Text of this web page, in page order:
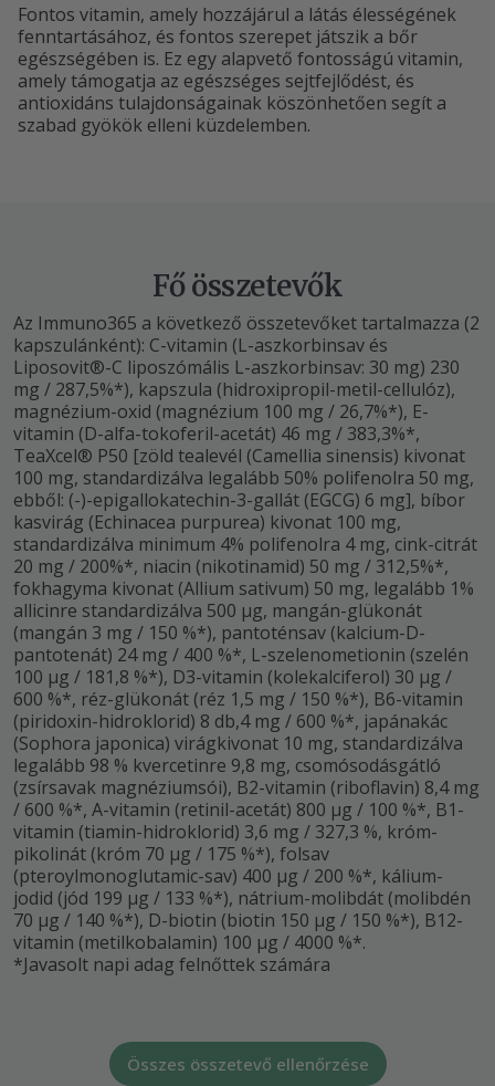
Fontos vitamin, amely hozzájárul a látás élességének
fenntartásához, és fontos szerepet játszik a bőr
egészségében is. Ez egy alapvető fontosságú vitamin,
amely támogatja az egészséges sejtfejlődést, és
antioxidáns tulajdonságainak köszönhetően segít a
szabad gyökök elleni küzdelemben.
Fő összetevők
Az Immuno365 a következő összetevőket tartalmazza (2
kapszulánként): C-vitamin (L-aszkorbinsav és
Liposovit®-C liposzómális L-aszkorbinsav: 30 mg) 230
mg / 287,5%*), kapszula (hidroxipropil-metil-cellulóz),
magnézium-oxid (magnézium 100 mg / 26,7%*), E-
vitamin (D-alfa-tokoferil-acetát) 46 mg / 383,3%*,
TeaXcel® P50 [zöld tealevél (Camellia sinensis) kivonat
100 mg, standardizálva legalább 50% polifenolra 50 mg,
ebből: (-)-epigallokatechin-3-gallát (EGCG) 6 mg], bíbor
kasvirág (Echinacea purpurea) kivonat 100 mg,
standardizálva minimum 4% polifenolra 4 mg, cink-citrát
20 mg / 200%*, niacin (nikotinamid) 50 mg / 312,5%*,
fokhagyma kivonat (Allium sativum) 50 mg, legalább 1%
allicinre standardizálva 500 µg, mangán-glükonát
(mangán 3 mg / 150 %*), pantoténsav (kalcium-D-
pantotenát) 24 mg / 400 %*, L-szelenometionin (szelén
100 µg / 181,8 %*), D3-vitamin (kolekalciferol) 30 µg /
600 %*, réz-glükonát (réz 1,5 mg / 150 %*), B6-vitamin
(piridoxin-hidroklorid) 8 db,4 mg / 600 %*, japánakác
(Sophora japonica) virágkivonat 10 mg, standardizálva
legalább 98 % kvercetinre 9,8 mg, csomósodásgátló
(zsírsavak magnéziumsói), B2-vitamin (riboflavin) 8,4 mg
/ 600 %*, A-vitamin (retinil-acetát) 800 µg / 100 %*, B1-
vitamin (tiamin-hidroklorid) 3,6 mg / 327,3 %, króm-
pikolinát (króm 70 µg / 175 %*), folsav
(pteroylmonoglutamic-sav) 400 µg / 200 %*, kálium-
jodid (jód 199 µg / 133 %*), nátrium-molibdát (molibdén
70 µg / 140 %*), D-biotin (biotin 150 µg / 150 %*), B12-
vitamin (metilkobalamin) 100 µg / 4000 %*.
*Javasolt napi adag felnőttek számára
Összes összetevő ellenőrzése